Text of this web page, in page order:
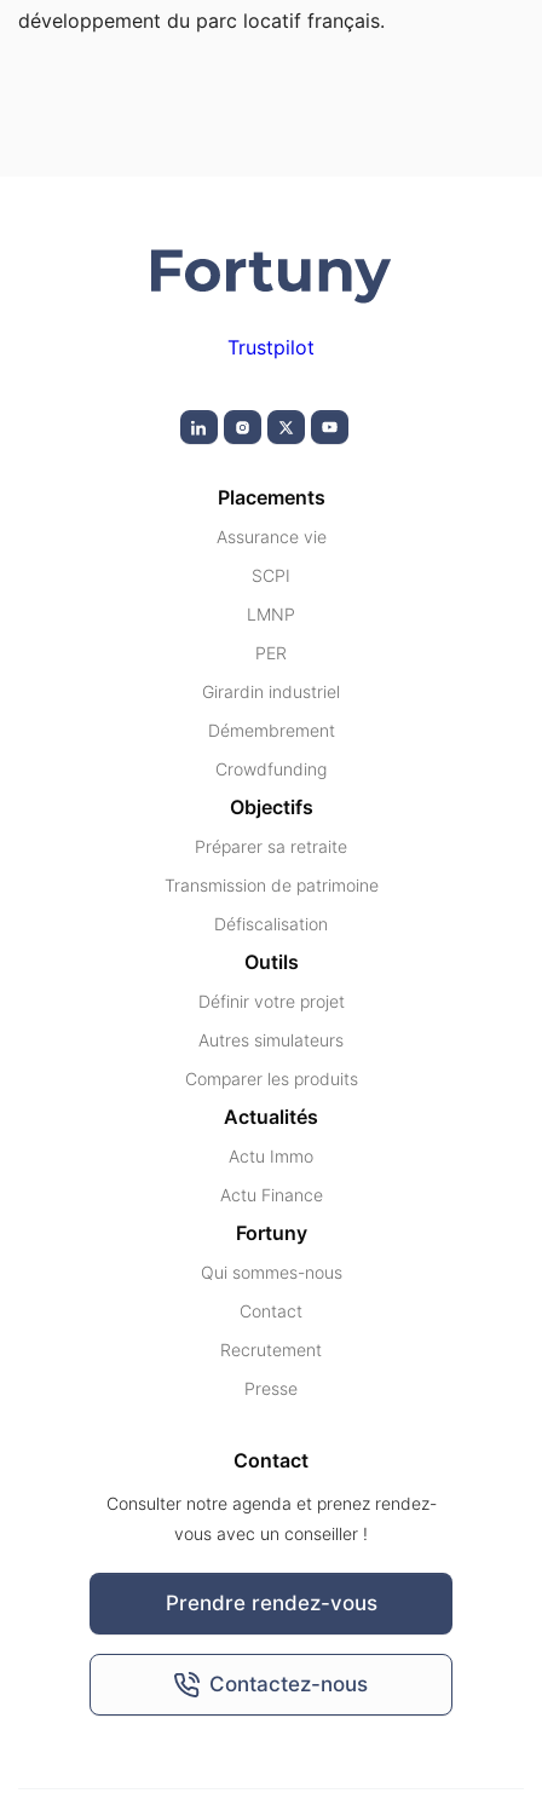
développement du parc locatif français.
Trustpilot
Placements
Assurance vie
SCPI
LMNP
PER
Girardin industriel
Démembrement
Crowdfunding
Objectifs
Préparer sa retraite
Transmission de patrimoine
Défiscalisation
Outils
Définir votre projet
Autres simulateurs
Comparer les produits
Actualités
Actu Immo
Actu Finance
Fortuny
Qui sommes-nous
Contact
Recrutement
Presse
Contact
Consulter notre agenda et prenez rendez-
vous avec un conseiller !
Prendre rendez-vous
Contactez-nous